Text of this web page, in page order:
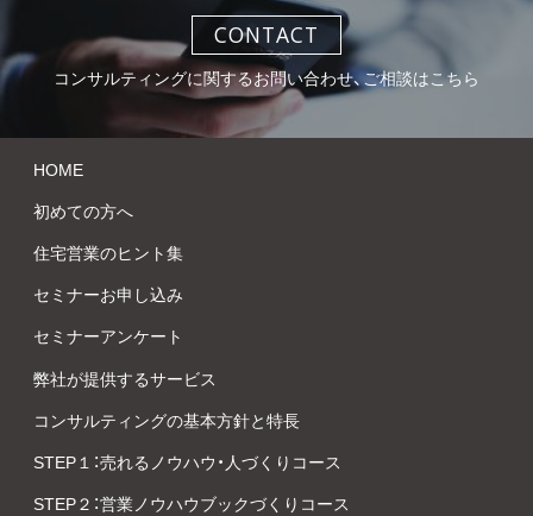
CONTACT
コンサルティングに関するお問い合わせ、ご相談はこちら
HOME
初めての方へ
住宅営業のヒント集
セミナーお申し込み
セミナーアンケート
弊社が提供するサービス
コンサルティングの基本方針と特長
STEP１：売れるノウハウ・人づくりコース
STEP２：営業ノウハウブックづくりコース